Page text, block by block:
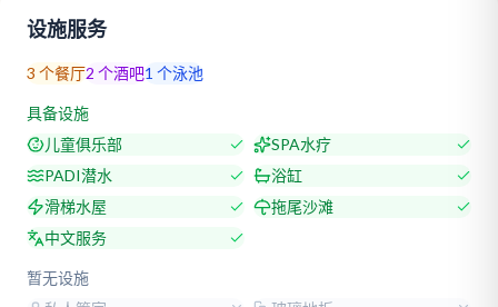
设施服务
3 个餐厅2 个酒吧1 个泳池
具备设施
儿童俱乐部
SPA水疗
PADI潜水
浴缸
滑梯水屋
拖尾沙滩
中文服务
暂无设施